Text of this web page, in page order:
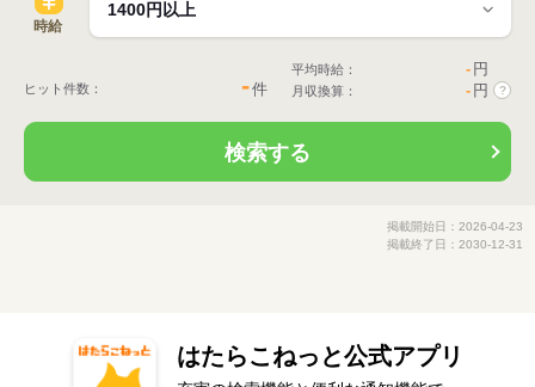
時給
ヒット件数： -件
平均時給： - 円
月収換算： - 円 ?
検索する
掲載開始日：2026-04-23
掲載終了日：2030-12-31
はたらこねっと公式アプリ